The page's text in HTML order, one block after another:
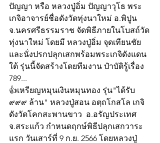
ปัญญา หรือ หลวงปู่อิ่ม ปัญญาวุโธ พระ
เกจิอาจารย์ชื่อดังวัดทุ่งนาใหม่ อ.พิปูน
จ.นครศรีธรรมราช จัดพิธีภายในโบสถ์วัด
ทุ่งนาใหม่ โดยมี หลวงปู่อิ่ม จุดเทียนชัย
และนั่งปรกปลุกเสกพร้อมพระเกจิดังแดน
ใต้ รุ่นนี้จัดสร้างโดยทีมงาน ป๋าบัติรู้เรื่อง
789...
👍เหรียญหมุนเงินหมุนทอง รุ่น"ได้รับ
๙๙๙ ล้าน" หลวงปู่สอน อตฺถโกสโล เกจิ
ดังวัดโคกสะพานขาว  อ.อรัญประเทศ
จ.สระแก้ว กำหนดฤกษ์พิธีปลุกเสกวาระ
แรก วันเสาร์ที่ 9 ก.ย. 2566 โดยหลวงปู่